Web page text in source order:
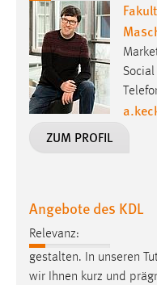
ZUM PROFIL
Angebote des KDL
Relevanz:
gestalten. In unseren
wir Ihnen kurz und
Cookie Laufzeit:
3 Monate
EXTERNE
YouTube
Vimeo